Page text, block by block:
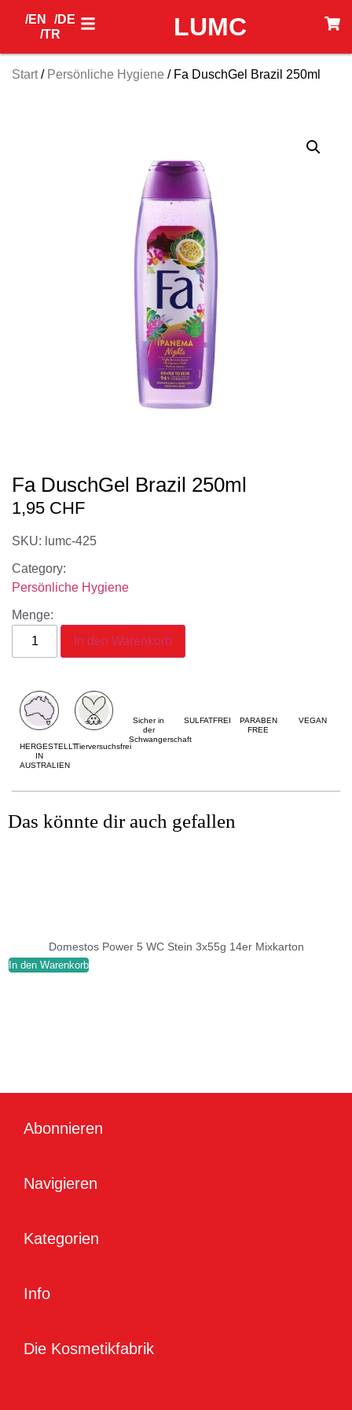
LUMC
/EN
/DE
/TR
Start/ Persönliche Hygiene / Fa DuschGel Brazil 250ml
Fa DuschGel Brazil 250ml
1,95 CHF
SKU: lumc-425
Category:
Persönliche Hygiene
Menge:
In den Warenkorb
HERGESTELLT
IN
AUSTRALIEN
Tierversuchsfrei
Sicher in
der
Schwangerschaft
SULFATFREI
PARABEN
FREE
VEGAN
Das könnte dir auch gefallen
Domestos Power 5 WC Stein 3x55g 14er Mixkarton
In den Warenkorb
Abonnieren
Navigieren
Kategorien
Info
Die Kosmetikfabrik